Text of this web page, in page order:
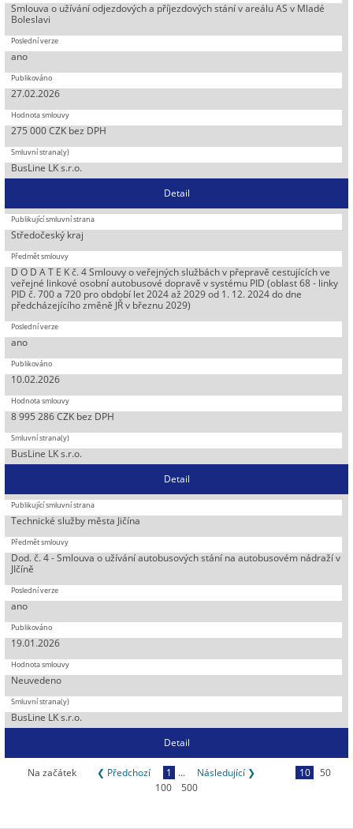
Smlouva o užívání odjezdových a příjezdových stání v areálu AS v Mladé
Boleslavi
ano
27.02.2026
275 000 CZK bez DPH
BusLine LK s.r.o.
Detail
Středočeský kraj
D O D A T E K č. 4 Smlouvy o veřejných službách v přepravě cestujících ve
veřejné linkové osobní autobusové dopravě v systému PID (oblast 68 - linky
PID č. 700 a 720 pro období let 2024 až 2029 od 1. 12. 2024 do dne
předcházejícího změně JŘ v březnu 2029)
ano
10.02.2026
8 995 286 CZK bez DPH
BusLine LK s.r.o.
Detail
Technické služby města Jičína
Dod. č. 4 - Smlouva o užívání autobusových stání na autobusovém nádraží v
JIčíně
ano
19.01.2026
Neuvedeno
BusLine LK s.r.o.
Detail
Na začátek ❮ Předchozí 1 ... Následující ❯ 10
50
100
500